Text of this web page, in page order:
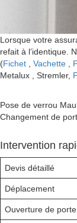
Lorsque votre
refait à l’identique.
(Fichet Vachette
Metalux , Stremler,
Pose de verrou
Changement de
Intervention
Devis détaillé
Déplacement
Ouverture de porte